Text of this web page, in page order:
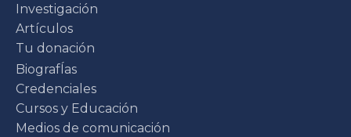
Investigación
Artículos
Tu donación
BiografÍas
Credenciales
Cursos y Educación
Medios de comunicación